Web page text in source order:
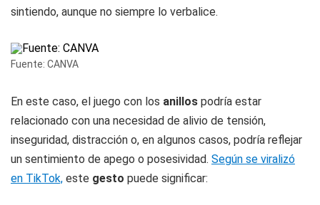
sintiendo, aunque no siempre lo verbalice.
Fuente: CANVA
En este caso, el juego con los anillos podría estar
relacionado con una necesidad de alivio de tensión,
inseguridad, distracción o, en algunos casos, podría reflejar
un sentimiento de apego o posesividad. Según se viralizó
en TikTok, este gesto puede significar: